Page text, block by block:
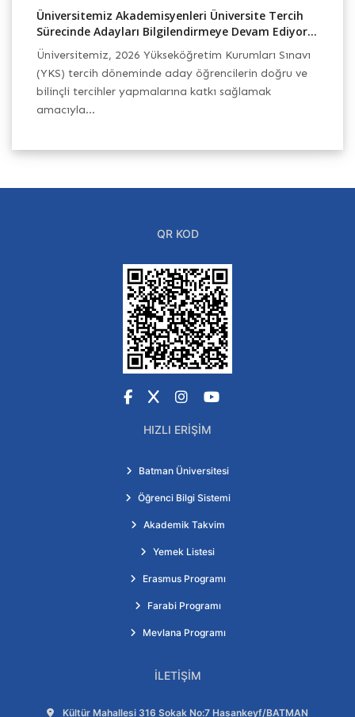
Üniversitemiz Akademisyenleri Üniversite Tercih
Sürecinde Adayları Bilgilendirmeye Devam Ediyor...
Üniversitemiz, 2026 Yükseköğretim Kurumları Sınavı
(YKS) tercih döneminde aday öğrencilerin doğru ve
bilinçli tercihler yapmalarına katkı sağlamak
amacıyla...
QR KOD
Facebook
X Instagram
YouTube
HIZLI ERIŞIM
Batman Üniversitesi
Öğrenci Bilgi Sistemi
Akademik Takvim
Yemek Listesi
Erasmus Programı
Farabi Programı
Mevlana Programı
İLETIŞIM
Adres:
Kültür Mahallesi 316 Sokak No:7 Hasankeyf/BATMAN